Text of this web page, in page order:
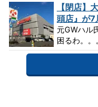
【閉店】
頭店』が7
元GWハル
困るわ。。。